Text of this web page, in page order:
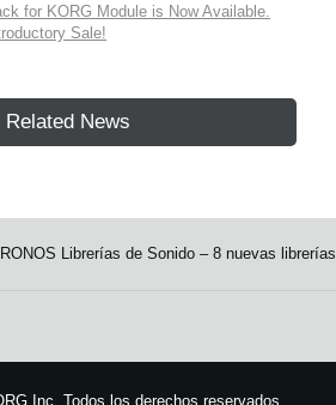
for KORG Module is Now Available.
Sale!
Related News
Librerías de Sonido – 8 nuevas
Inc. Todos los derechos reservados